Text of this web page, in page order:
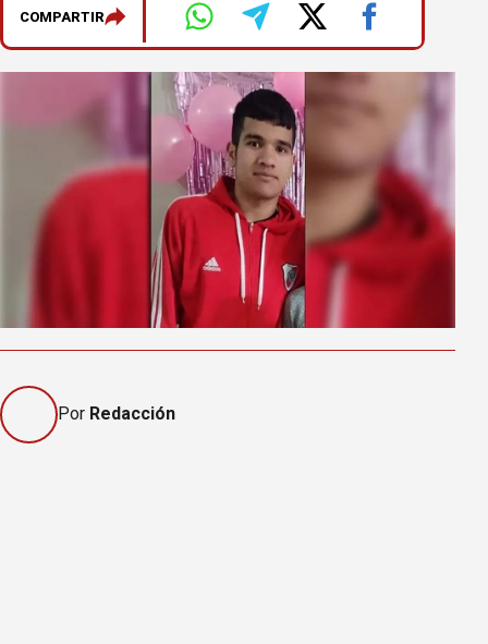
COMPARTIR
Por Redacción